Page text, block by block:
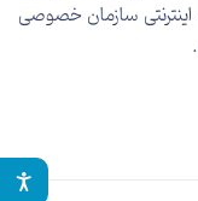
سازمان خصوصی­‌